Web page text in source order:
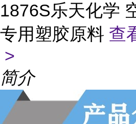
1876S乐天化学
专用塑胶原料 查
>
简介